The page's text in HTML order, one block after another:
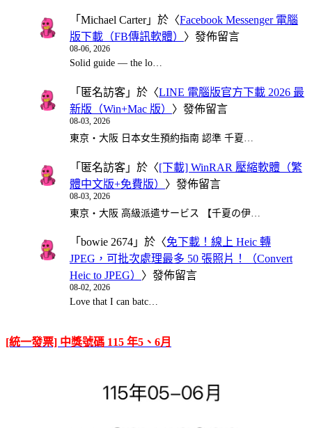
「 Michael Carter」於〈Facebook Messenger 電腦
版下載（FB傳訊軟體） 〉發佈留言
08-06, 2026
Solid guide — the lo…
「 匿名訪客 」於〈LINE 電腦版官方下載 2026 最
新版（Win+Mac 版） 〉發佈留言
08-03, 2026
東京・大阪 日本女生預約指南 認準 千夏…
「 匿名訪客 」於〈[下載] WinRAR 壓縮軟體（繁
體中文版+免費版） 〉發佈留言
08-03, 2026
東京・大阪 高級派遣サービス 【千夏の伊…
「 bowie 2674 」於〈免下載！線上 Heic 轉
JPEG，可批次處理最多 50 張照片！（Convert
Heic to JPEG） 〉發佈留言
08-02, 2026
Love that I can batc…
[統一發票] 中獎號碼 115 年5、6月